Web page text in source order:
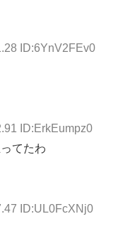
ID:6YnV2FEv0
ID:ErkEumpz0
てたわ
ID:UL0FcXNj0